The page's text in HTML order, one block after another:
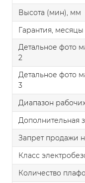
Высота (мин), мм
Гарантия, месяцы
Детальное фото
2
Детальное фото
3
Диапазон
Дополнительная
Запрет продажи
Класс
Количество